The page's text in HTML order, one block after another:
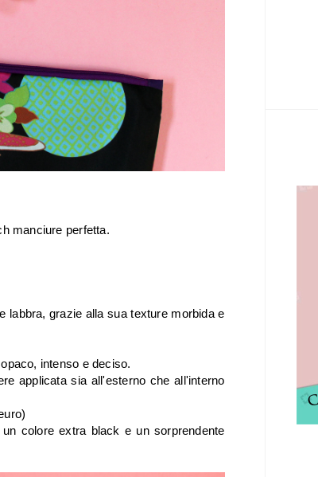
manciure perfetta.
labbra, grazie alla sua texture morbida e
intenso e deciso.
applicata sia all'esterno che all'interno
colore extra black e un sorprendente